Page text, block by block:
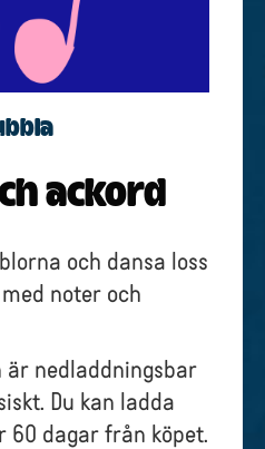
ackord
och dansa loss
noter och
är nedladdningsbar
Du kan ladda
dagar från köpet.